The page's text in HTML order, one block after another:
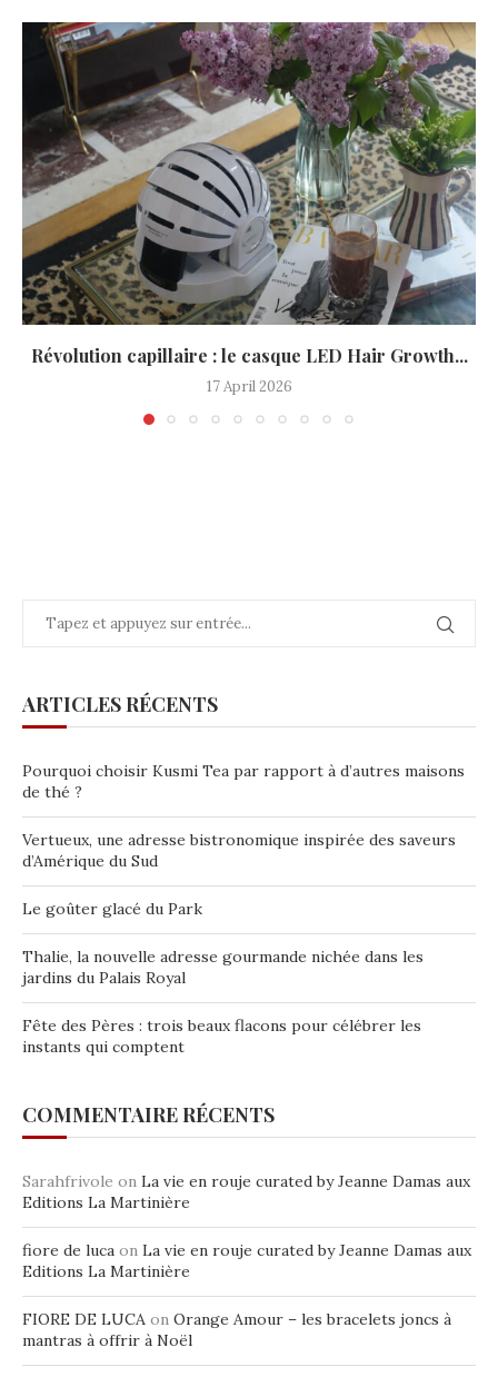
Révolution capillaire : le casque LED Hair Growth...
17 April 2026
ARTICLES RÉCENTS
Pourquoi choisir Kusmi Tea par rapport à d’autres maisons
de thé ?
Vertueux, une adresse bistronomique inspirée des saveurs
d’Amérique du Sud
Le goûter glacé du Park
Thalie, la nouvelle adresse gourmande nichée dans les
jardins du Palais Royal
Fête des Pères : trois beaux flacons pour célébrer les
instants qui comptent
COMMENTAIRE RÉCENTS
Sarahfrivole on La vie en rouje curated by Jeanne Damas aux
Editions La Martinière
fiore de luca on La vie en rouje curated by Jeanne Damas aux
Editions La Martinière
FIORE DE LUCA on Orange Amour – les bracelets joncs à
mantras à offrir à Noël